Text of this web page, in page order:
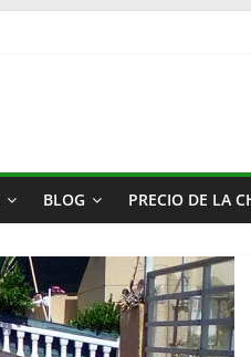
naves y propiedades
BLOG PRECIO DE LA